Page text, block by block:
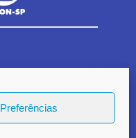
Preferências
1